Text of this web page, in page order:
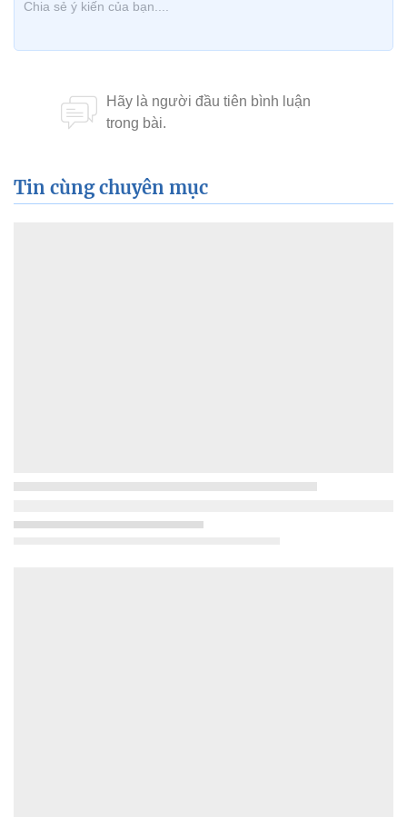
Tin cùng chuyên mục